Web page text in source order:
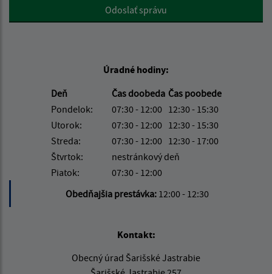
Google reCaptcha ResponseOdoslať správu
Úradné hodiny:
Deň
Čas doobeda Čas poobede
Pondelok:
07:30 - 12:00 12:30 - 15:30
Utorok:
07:30 - 12:00 12:30 - 15:30
Streda:
07:30 - 12:00 12:30 - 17:00
Štvrtok:
nestránkový deň
Piatok:
07:30 - 12:00
Obedňajšia prestávka: 12:00 - 12:30
Kontakt:
Obecný úrad Šarišské Jastrabie